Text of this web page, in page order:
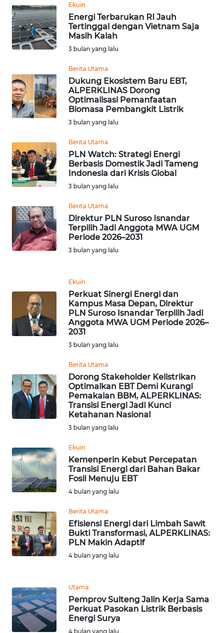
Ekuin
Energi Terbarukan RI Jauh
Tertinggal dengan Vietnam Saja
Masih Kalah
3 bulan yang lalu
Berita Utama
Dukung Ekosistem Baru EBT,
ALPERKLINAS Dorong
Optimalisasi Pemanfaatan
Biomasa Pembangkit Listrik
3 bulan yang lalu
Berita Utama
PLN Watch: Strategi Energi
Berbasis Domestik Jadi Tameng
Indonesia dari Krisis Global
3 bulan yang lalu
Berita Utama
Direktur PLN Suroso Isnandar
Terpilih Jadi Anggota MWA UGM
Periode 2026–2031
3 bulan yang lalu
Ekuin
Perkuat Sinergi Energi dan
Kampus Masa Depan, Direktur
PLN Suroso Isnandar Terpilih Jadi
Anggota MWA UGM Periode 2026–
2031
3 bulan yang lalu
Berita Utama
Dorong Stakeholder Kelistrikan
Optimalkan EBT Demi Kurangi
Pemakaian BBM, ALPERKLINAS:
Transisi Energi Jadi Kunci
Ketahanan Nasional
3 bulan yang lalu
Ekuin
Kemenperin Kebut Percepatan
Transisi Energi dari Bahan Bakar
Fosil Menuju EBT
4 bulan yang lalu
Berita Utama
Efisiensi Energi dari Limbah Sawit
Bukti Transformasi, ALPERKLINAS:
PLN Makin Adaptif
4 bulan yang lalu
Utama
Pemprov Sulteng Jalin Kerja Sama
Perkuat Pasokan Listrik Berbasis
Energi Surya
4 bulan yang lalu
KARIR
DISCLAIMER
News
Regional
WN
SUMUT
WN
JAKARTA
WN
WN
BANTEN
WN
WN
KEPRI
WN
PAPUA
PAPUA
BARAT
WN
RIAU
WN
SERAMBI
WN
JAMBI
WN
SULTRA
WN
WN
SULTENG
WN